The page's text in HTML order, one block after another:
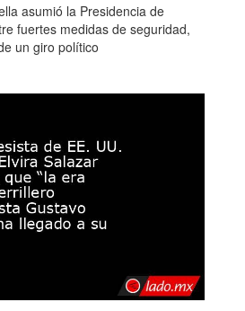
asumió la Presidencia de
fuertes medidas de seguridad,
un giro político